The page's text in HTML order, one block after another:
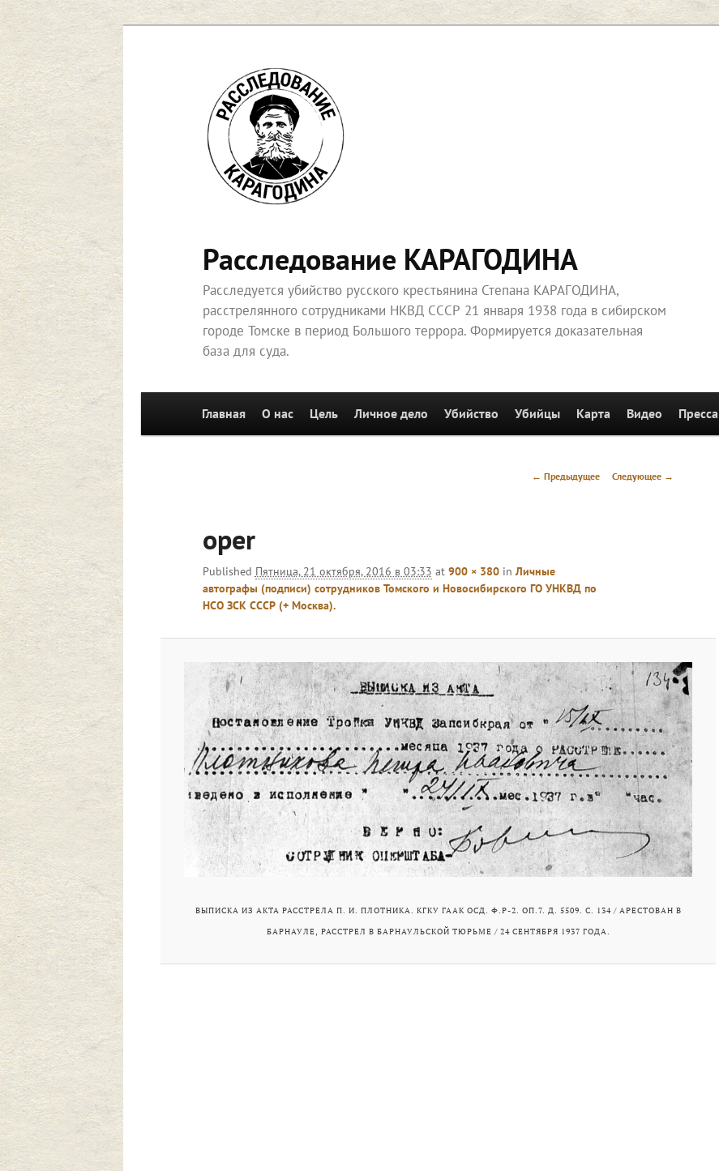
Перейти
к
основному
содержимому
Расследование КАРАГОДИНА
Расследуется убийство русского крестьянина Степана КАРАГОДИНА,
расстрелянного сотрудниками НКВД СССР 21 января 1938 года в сибирском
городе Томске в период Большого террора. Формируется доказательная
база для суда.
Перейти к основному содержимому
Главная О нас Цель Личное дело Убийство Убийцы Карта Видео Пресса
Навигация
← Предыдущее Следующее →
oper
Published Пятница, 21 октября, 2016 в 03:33 at 900 × 380inЛичные
автографы (подписи) сотрудников Томского и Новосибирского ГО УНКВД по
НСО ЗСК СССР (+ Москва).
ВЫПИСКА ИЗ АКТА РАССТРЕЛА П. И. ПЛОТНИКА. КГКУ ГААК ОСД. Ф.Р-2. ОП.7. Д. 5509. С. 134 / АРЕСТОВАН В
БАРНАУЛЕ, РАССТРЕЛ В БАРНАУЛЬСКОЙ ТЮРЬМЕ / 24 СЕНТЯБРЯ 1937 ГОДА.